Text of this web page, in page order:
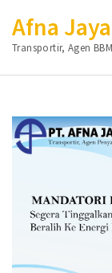
ke
konten
(Tekan
Afna
Transportir, Agen